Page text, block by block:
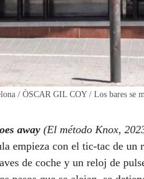
/ ÒSCAR GIL COY / Los bares se
away (El método Knox,
empieza con el tic-tac de un
de coche y un reloj de